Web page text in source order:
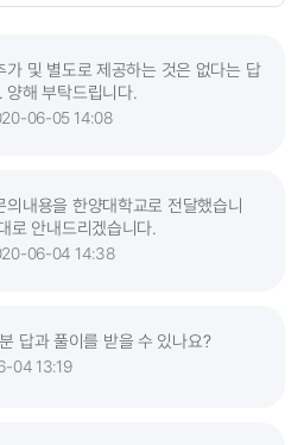
가 및 별도로 제공하는 것은 없다는 답
양해 부탁드립니다.
06-05 14:08
내용을 한양대학교로 전달했습니
로 안내드리겠습니다.
06-04 14:38
답과 풀이를 받을 수 있나요?
04 13:19